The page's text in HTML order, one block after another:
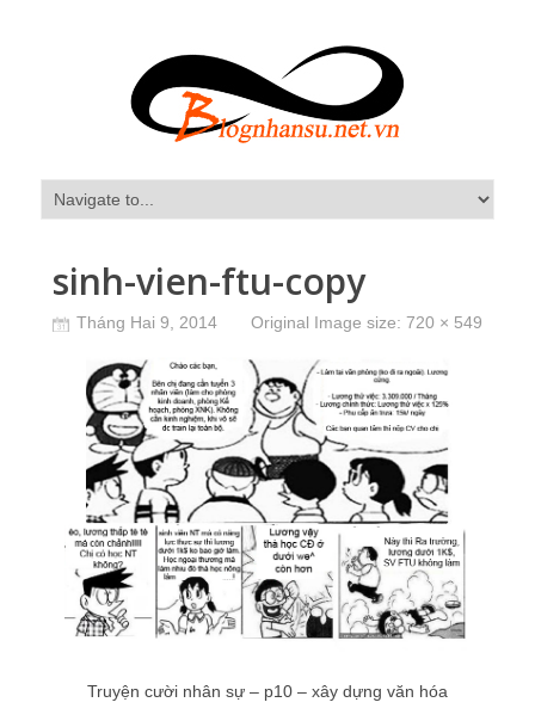
sinh-vien-ftu-copy
Tháng Hai 9, 2014 Original Image size: 720 × 549
Truyện cười nhân sự – p10 – xây dựng văn hóa